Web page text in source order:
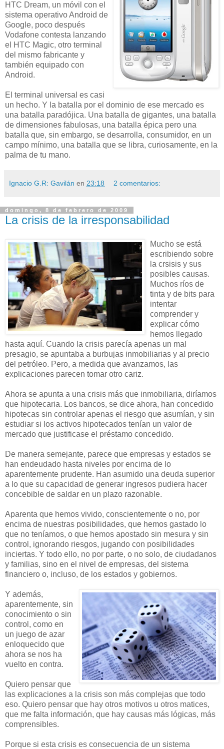
HTC Dream, un móvil con el
sistema operativo Android de
Google, poco después
Vodafone contesta lanzando
el HTC Magic, otro terminal
del mismo fabricante y
también equipado con
Android.
El terminal universal es casi
un hecho. Y la batalla por el dominio de ese mercado es
una batalla paradójica. Una batalla de gigantes, una batalla
de dimensiones fabulosas, una batalla épica pero una
batalla que, sin embargo, se desarrolla, consumidor, en un
campo mínimo, una batalla que se libra, curiosamente, en la
palma de tu mano.
Ignacio G.R: Gavilán en 23:18 2 comentarios:
domingo, 8 de febrero de 2009
La crisis de la irresponsabilidad
Mucho se está
escribiendo sobre
la crsisis y sus
posibles causas.
Muchos ríos de
tinta y de bits para
intentar
comprender y
explicar cómo
hemos llegado
hasta aquí. Cuando la crisis parecía apenas un mal
presagio, se apuntaba a burbujas inmobiliarias y al precio
del petróleo. Pero, a medida que avanzamos, las
explicaciones parecen tomar otro cariz.
Ahora se apunta a una crisis más que inmobiliaria, diríamos
que hipotecaria. Los bancos, se dice ahora, han concedido
hipotecas sin controlar apenas el riesgo que asumían, y sin
estudiar si los activos hipotecados tenían un valor de
mercado que justificase el préstamo concedido.
De manera semejante, parece que empresas y estados se
han endeudado hasta niveles por encima de lo
aparentemente prudente. Han asumido una deuda superior
a lo que su capacidad de generar ingresos pudiera hacer
concebible de saldar en un plazo razonable.
Aparenta que hemos vivido, conscientemente o no, por
encima de nuestras posibilidades, que hemos gastado lo
que no teníamos, o que hemos apostado sin mesura y sin
control, ignorando riesgos, jugando con posibilidades
inciertas. Y todo ello, no por parte, o no solo, de ciudadanos
y familias, sino en el nivel de empresas, del sistema
financiero o, incluso, de los estados y gobiernos.
Y además,
aparentemente, sin
conocimiento o sin
control, como en
un juego de azar
enloquecido que
ahora se nos ha
vuelto en contra.
Quiero pensar que
las explicaciones a la crisis son más complejas que todo
eso. Quiero pensar que hay otros motivos u otros matices,
que me falta información, que hay causas más lógicas, más
comprensibles.
Porque si esta crisis es consecuencia de un sistema